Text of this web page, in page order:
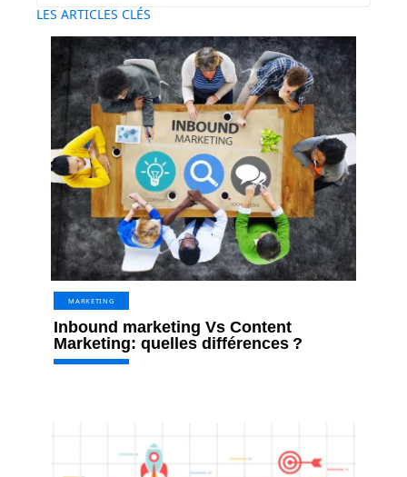
LES ARTICLES CLÉS
MARKETING
Inbound marketing Vs Content
Marketing: quelles différences ?